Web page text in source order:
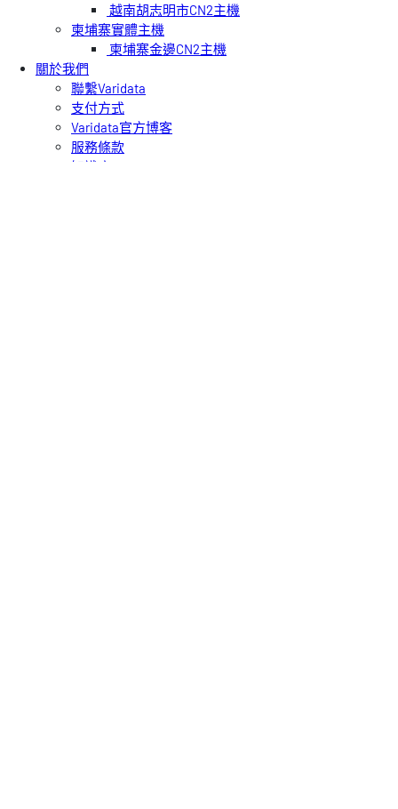
越南胡志明市CN2主機
柬埔寨實體主機
柬埔寨金邊CN2主機
關於我們
聯繫Varidata
支付方式
Varidata官方博客
服務條款
知識庫